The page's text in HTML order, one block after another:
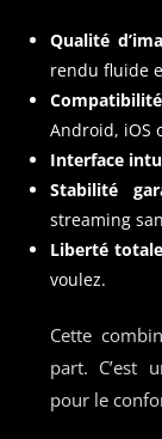
Qualité
rendu fluide
Android, iOS
Interface
Stabilité
streaming
Liberté totale
voulez.
Cette
part. C’est
pour le